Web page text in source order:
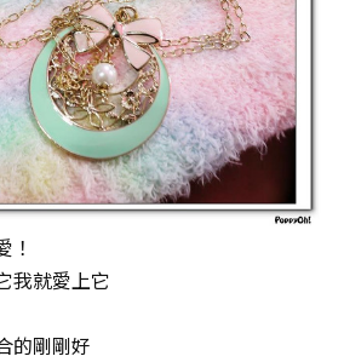
！
我就愛上它
的剛剛好